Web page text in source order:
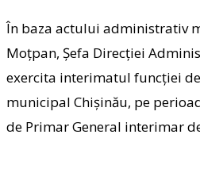
În baza actului administrativ
Moțpan, Șefa Direcției
exercita interimatul funcției
municipal Chișinău, pe
de Primar General interimar